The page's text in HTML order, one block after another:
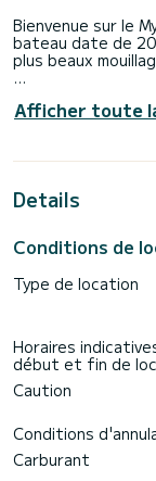
Bienvenue sur le
bateau date de
plus beaux
ses 3 cabines, le
Cruiser 37 est
Ce bateau est
parleurs extérieurs, Prise USB,
Vous avez des
de location ?
SamBoat, notre
Afficher toute
Details
Conditions de
Type de location
Horaires
début et fin de
Caution
Conditions
Carburant